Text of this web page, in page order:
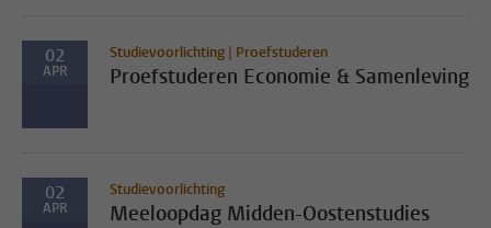
02
APR
Studievoorlichting | Proefstuderen
Proefstuderen Economie & Samenleving
02
APR
Studievoorlichting
Meeloopdag Midden-Oostenstudies